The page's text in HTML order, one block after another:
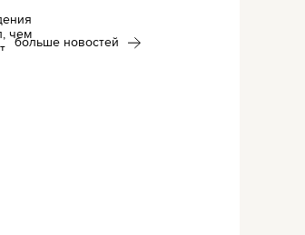
больше новостей